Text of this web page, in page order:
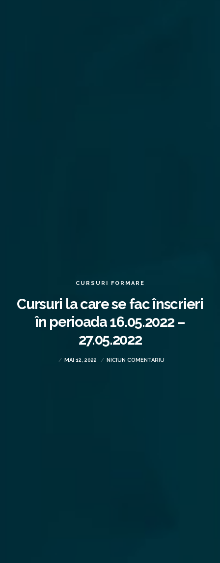
CURSURI FORMARE
Cursuri la care se fac înscrieri
în perioada 16.05.2022 –
27.05.2022
MAI 12, 2022 NICIUN COMENTARIU